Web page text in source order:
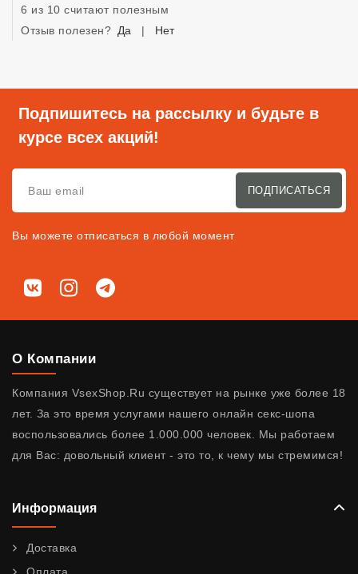
6 из 10 считают полезным
Отзыв полезен? Да | Нет
Подпишитесь на рассылку и будьте в
курсе всех акций!
ПОДПИСАТЬСЯ
Вы можете отписаться в любой момент
Мы в соц. сетях
ВКонтактеInstagramTelegram
О Компании
Компания VsexShop.Ru существует на рынке уже более 18
лет. За это время услугами нашего онлайн секс-шопа
воспользовались более 1.000.000 человек. Мы работаем
для Вас: довольный клиент - это то, к чему мы стремимся!
Информация
Доставка